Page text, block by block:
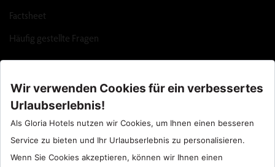
Factsheet
Häufig gestellte Fragen
Call Center : 90 242 710 06 00
Hotel Santral : 90534 461 97 97